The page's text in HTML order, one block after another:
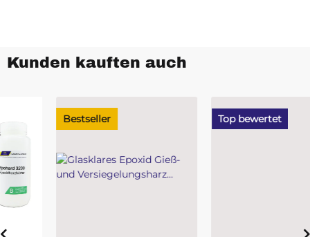
Kunden kauften auch
Top bewertet